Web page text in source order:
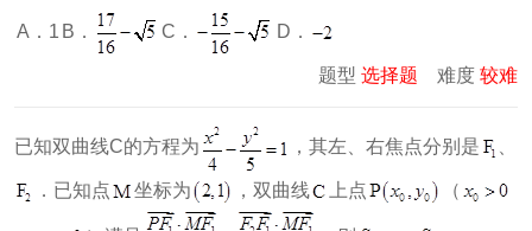
A．1 B． C． D．
题型 选择题 难度 较难
已知双曲线C的方程为 ，其左、右焦点分别是
．已知点 坐标为 ，双曲线 上点 （